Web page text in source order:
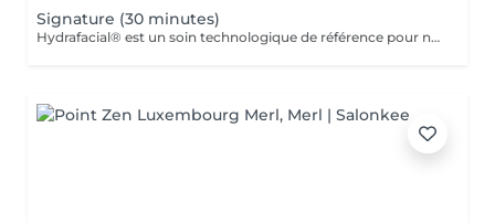
Signature (30 minutes)
Hydrafacial® est un soin technologique de référence pour nettoyer, purifier et hydrater la peau en profondeur. Son protocole exclusif repose sur 3 étapes essentielles : Nettoyer & exfolier Extraire & purifier Infuser & hydrater Résultat immédiat : une peau plus nette, plus lisse, plus lumineuse et durablement revitalisée. Ce soin n'est pas adapté aux femmes enceintes ou allaitantes, ainsi qu'aux personnes allergiques aux algues ou à l'aspirine.